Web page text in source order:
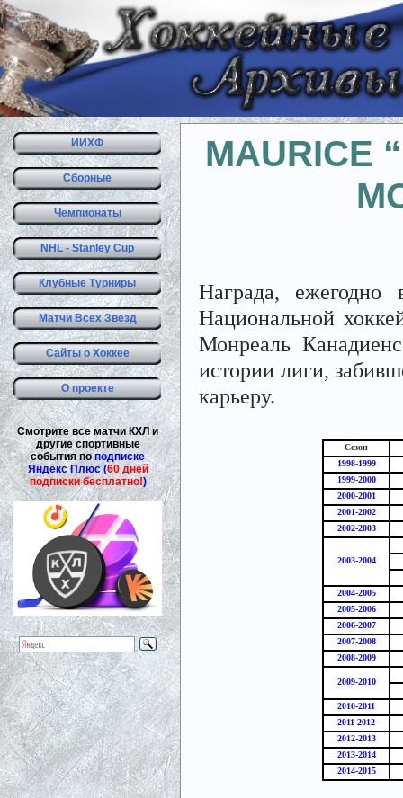
ИИХФ
Сборные
Чемпионаты
NHL - Stanley Cup
Клубные Турниры
Матчи Всех Звезд
Сайты о Хоккее
О проекте
Смотрите все матчи КХЛ и
другие спортивные
события поподписке
Яндекс Плюс (60 дней
подписки бесплатно!)
MAURICE
Награда, ежегодно
Национальной
Монреаль
истории лиги,
карьеру.
Сезон
1998-1999
1999-2000
2000-2001
2001-2002
2002-2003
2003-2004
2004-2005
2005-2006
2006-2007
2007-2008
2008-2009
2009-2010
2010-2011
2011-2012
2012-2013
2013-2014
2014-2015